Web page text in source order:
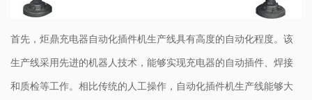
首先，炬鼎充电器自动化插件机生产线具有高度的自动化程度。该
生产线采用先进的机器人技术，能够实现充电器的自动插件、焊接
和质检等工作。相比传统的人工操作，自动化插件机生产线能够大